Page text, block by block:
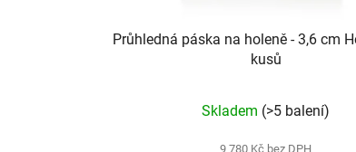
Průhledná páska na holeně - 3,6 cm
kusů
Skladem (>5 balení)
9 780 Kč bez DPH